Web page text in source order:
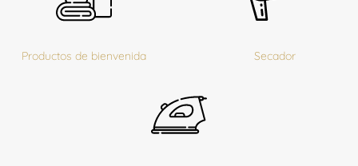
Productos de bienvenida Secador